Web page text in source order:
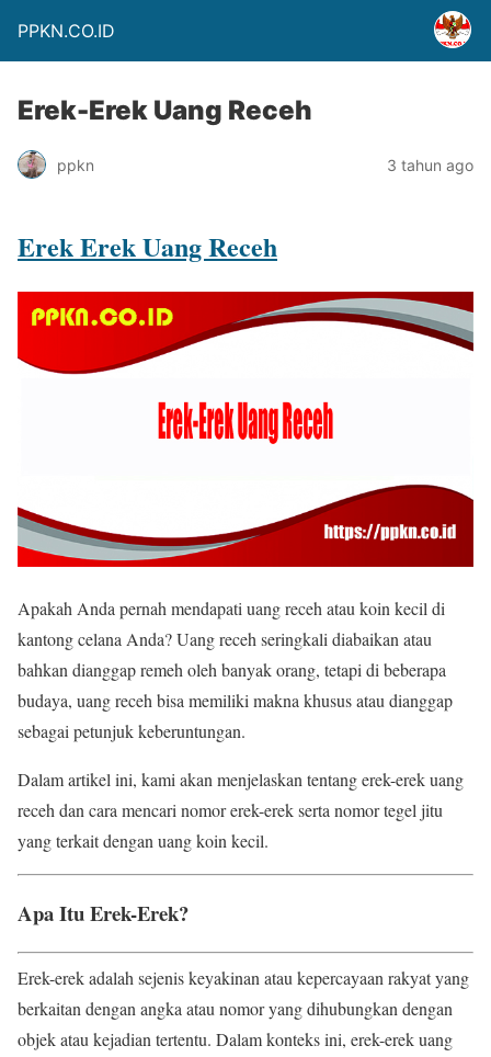
PPKN.CO.ID
Erek-Erek Uang Receh
ppkn 3 tahun ago
Erek Erek Uang Receh
Apakah Anda pernah mendapati uang receh atau koin kecil di
kantong celana Anda? Uang receh seringkali diabaikan atau
bahkan dianggap remeh oleh banyak orang, tetapi di beberapa
budaya, uang receh bisa memiliki makna khusus atau dianggap
sebagai petunjuk keberuntungan.
Dalam artikel ini, kami akan menjelaskan tentang erek-erek uang
receh dan cara mencari nomor erek-erek serta nomor tegel jitu
yang terkait dengan uang koin kecil.
Apa Itu Erek-Erek?
Erek-erek adalah sejenis keyakinan atau kepercayaan rakyat yang
berkaitan dengan angka atau nomor yang dihubungkan dengan
objek atau kejadian tertentu. Dalam konteks ini, erek-erek uang